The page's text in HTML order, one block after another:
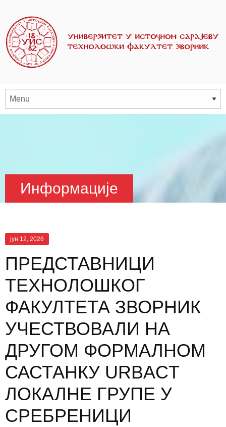
Информације
јун 12, 2026
ПРЕДСТАВНИЦИ
ТЕХНОЛОШКОГ
ФАКУЛТЕТА ЗВОРНИК
УЧЕСТВОВАЛИ НА
ДРУГОМ ФОРМАЛНОМ
САСТАНКУ URBACT
ЛОКАЛНЕ ГРУПЕ У
СРЕБРЕНИЦИ